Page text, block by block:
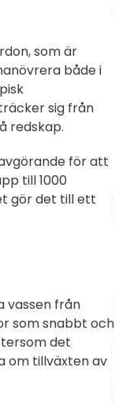
som är
både i
sig från
redskap.
för att
till 1000
gör det till ett
vassen från
som snabbt och
det
om tillväxten av